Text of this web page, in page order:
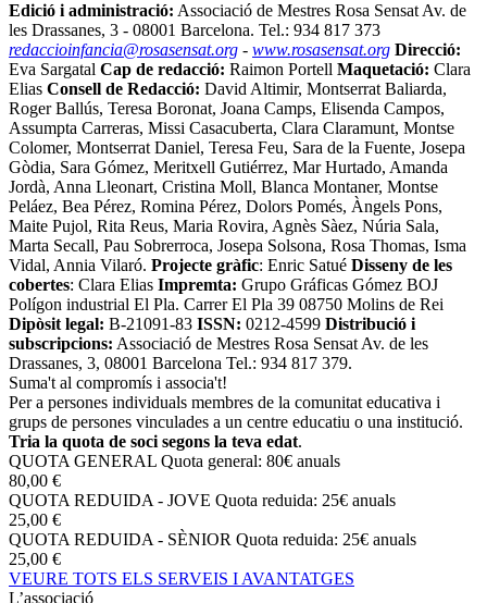
Edició i administració: Associació de Mestres Rosa Sensat Av. de
les Drassanes, 3 - 08001 Barcelona. Tel.: 934 817 373
redaccioinfancia@rosasensat.org - www.rosasensat.org Direcció:
Eva Sargatal Cap de redacció: Raimon Portell Maquetació: Clara
Elias Consell de Redacció: David Altimir, Montserrat Baliarda,
Roger Ballús, Teresa Boronat, Joana Camps, Elisenda Campos,
Assumpta Carreras, Missi Casacuberta, Clara Claramunt, Montse
Colomer, Montserrat Daniel, Teresa Feu, Sara de la Fuente, Josepa
Gòdia, Sara Gómez, Meritxell Gutiérrez, Mar Hurtado, Amanda
Jordà, Anna Lleonart, Cristina Moll, Blanca Montaner, Montse
Peláez, Bea Pérez, Romina Pérez, Dolors Pomés, Àngels Pons,
Maite Pujol, Rita Reus, Maria Rovira, Agnès Sàez, Núria Sala,
Marta Secall, Pau Sobrerroca, Josepa Solsona, Rosa Thomas, Isma
Vidal, Annia Vilaró. Projecte gràfic: Enric Satué Disseny de les
cobertes: Clara Elias Impremta: Grupo Gráficas Gómez BOJ
Polígon industrial El Pla. Carrer El Pla 39 08750 Molins de Rei
Dipòsit legal: B-21091-83 ISSN: 0212-4599 Distribució i
subscripcions: Associació de Mestres Rosa Sensat Av. de les
Drassanes, 3, 08001 Barcelona Tel.: 934 817 379.
Suma't al compromís i associa't!
Per a persones individuals membres de la comunitat educativa i
grups de persones vinculades a un centre educatiu o una institució.
Tria la quota de soci segons la teva edat.
QUOTA GENERAL Quota general: 80€ anuals
80,00 €
QUOTA REDUIDA - JOVE Quota reduida: 25€ anuals
25,00 €
QUOTA REDUIDA - SÈNIOR Quota reduida: 25€ anuals
25,00 €
VEURE TOTS ELS SERVEIS I AVANTATGES
L’associació